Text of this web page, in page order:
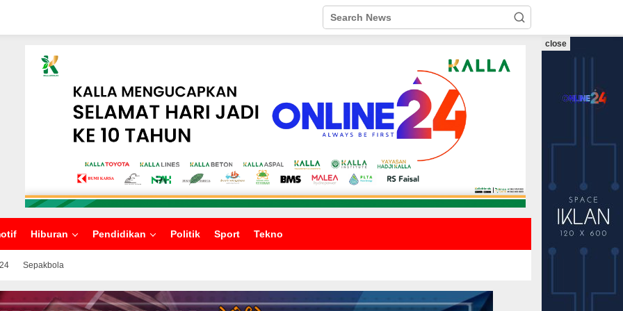
Hiburan Pendidikan Politik Sport Tekno
Sepakbola
close